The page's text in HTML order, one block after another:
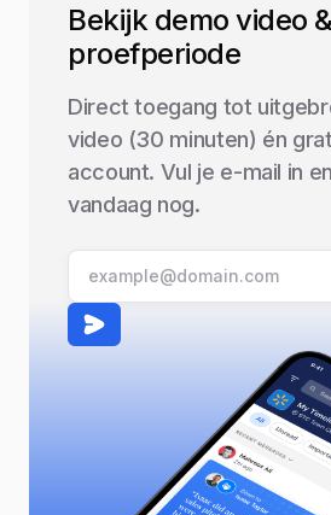
Bekijk demo video
proefperiode
Direct toegang tot
video (30 minuten) én
account. Vul je e-mail in
vandaag nog.